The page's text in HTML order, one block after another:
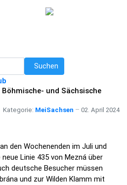
Suchen
und Sächsische
Kategorie: MeiSachsen 02. April 2024
den Wochenenden im Juli und
Linie 435 von Mezná über
deutsche Besucher müssen
und zur Wilden Klamm mit